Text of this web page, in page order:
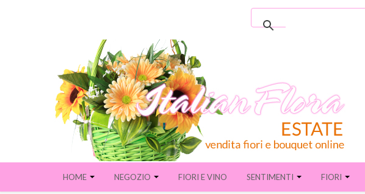
HOME NEGOZIO FIORI E VINO SENTIMENTI FIORI